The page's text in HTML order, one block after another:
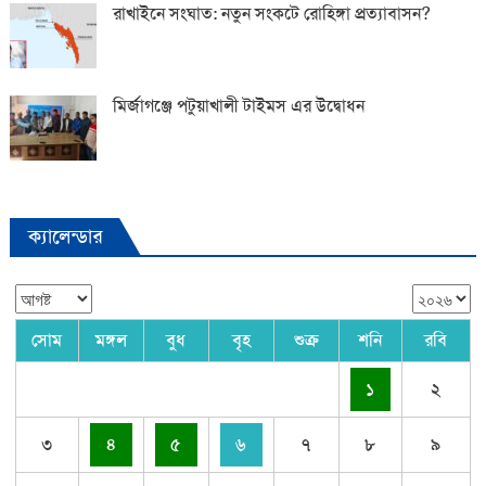
রাখাইনে সংঘাত: নতুন সংকটে রোহিঙ্গা প্রত্যাবাসন?
মির্জাগঞ্জে পটুয়াখালী টাইমস এর উদ্বোধন
ক্যালেন্ডার
সোম মঙ্গল বুধ বৃহ শুক্র শনি রবি
১ ২
৩ ৪ ৫ ৬ ৭ ৮ ৯